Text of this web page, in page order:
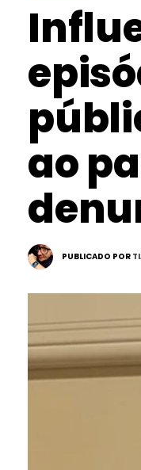
ao
PUBLICADO POR